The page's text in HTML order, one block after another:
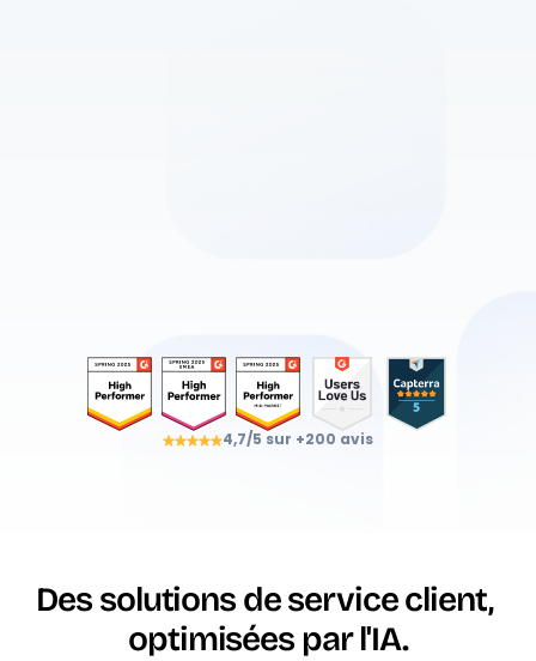
Obtenir une démo
ET HÉBERGÉ
EN FRANCE
4,7/5 sur +200 avis
Des solutions de service client,
optimisées par l'IA.